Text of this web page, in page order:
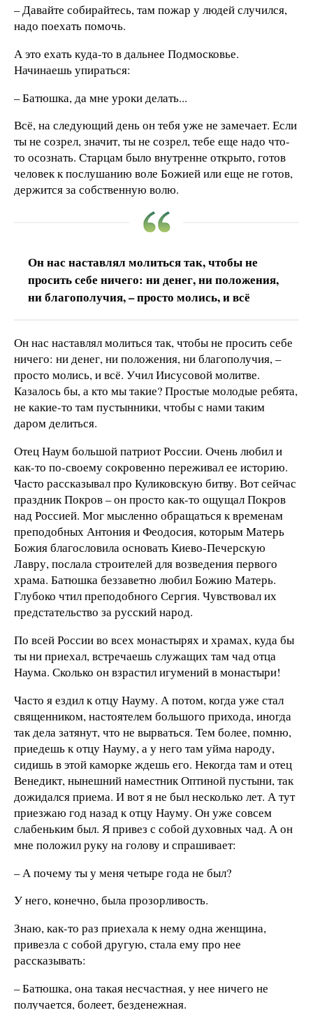
– Давайте собирайтесь, там пожар у людей случился,
надо поехать помочь.
А это ехать куда-то в дальнее Подмосковье.
Начинаешь упираться:
– Батюшка, да мне уроки делать...
Всё, на следующий день он тебя уже не замечает. Если
ты не созрел, значит, ты не созрел, тебе еще надо что-
то осознать. Старцам было внутренне открыто, готов
человек к послушанию воле Божией или еще не готов,
держится за собственную волю.
Он нас наставлял молиться так, чтобы не
просить себе ничего: ни денег, ни положения,
ни благополучия, – просто молись, и всё
Он нас наставлял молиться так, чтобы не просить себе
ничего: ни денег, ни положения, ни благополучия, –
просто молись, и всё. Учил Иисусовой молитве.
Казалось бы, а кто мы такие? Простые молодые ребята,
не какие-то там пустынники, чтобы с нами таким
даром делиться.
Отец Наум большой патриот России. Очень любил и
как-то по-своему сокровенно переживал ее историю.
Часто рассказывал про Куликовскую битву. Вот сейчас
праздник Покров – он просто как-то ощущал Покров
над Россией. Мог мысленно обращаться к временам
преподобных Антония и Феодосия, которым Матерь
Божия благословила основать Киево-Печерскую
Лавру, послала строителей для возведения первого
храма. Батюшка беззаветно любил Божию Матерь.
Глубоко чтил преподобного Сергия. Чувствовал их
предстательство за русский народ.
По всей России во всех монастырях и храмах, куда бы
ты ни приехал, встречаешь служащих там чад отца
Наума. Сколько он взрастил игумений в монастыри!
Часто я ездил к отцу Науму. А потом, когда уже стал
священником, настоятелем большого прихода, иногда
так дела затянут, что не вырваться. Тем более, помню,
приедешь к отцу Науму, а у него там уйма народу,
сидишь в этой каморке ждешь его. Некогда там и отец
Венедикт, нынешний наместник Оптиной пустыни, так
дожидался приема. И вот я не был несколько лет. А тут
приезжаю год назад к отцу Науму. Он уже совсем
слабеньким был. Я привез с собой духовных чад. А он
мне положил руку на голову и спрашивает:
– А почему ты у меня четыре года не был?
У него, конечно, была прозорливость.
Знаю, как-то раз приехала к нему одна женщина,
привезла с собой другую, стала ему про нее
рассказывать:
– Батюшка, она такая несчастная, у нее ничего не
получается, болеет, безденежная.